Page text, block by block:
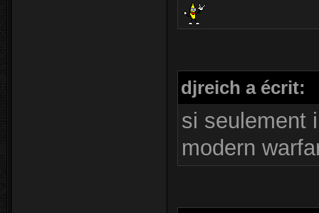
djreich a écrit:
si seulement
modern